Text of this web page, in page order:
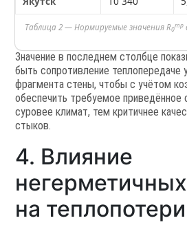
Таблица 2 — Нормируемые значения R0
тр
Значение в последнем столбце
быть сопротивление теплопередаче
фрагмента стены, чтобы с учётом
обеспечить требуемое приведённое
суровее климат, тем критичнее
стыков.
4. Влияние
на теплопотери